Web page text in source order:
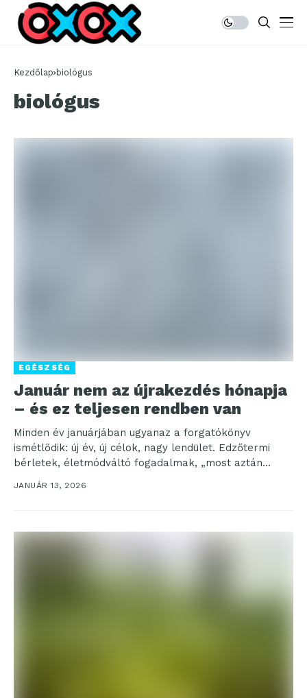
Kezdőlap biológus
biológus
EGÉSZSÉG
Január nem az újrakezdés hónapja
– és ez teljesen rendben van
Minden év januárjában ugyanaz a forgatókönyv
ismétlődik: új év, új célok, nagy lendület. Edzőtermi
bérletek, életmódváltó fogadalmak, „most aztán
minden más lesz” érzés....
JANUÁR 13, 2026